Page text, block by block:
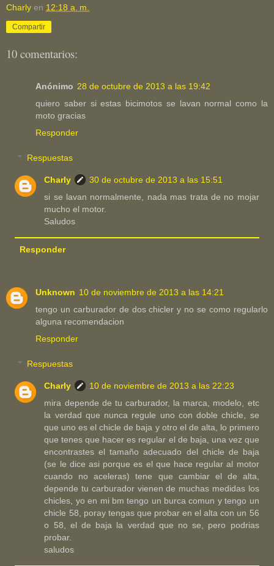
Charly en 12:18 a. m.
Compartir
10 comentarios:
Anónimo 28 de octubre de 2013 a las 19:42
quiero saber si estas bicimotos se lavan normal como la
moto gracias
Responder
Respuestas
Charly
30 de octubre de 2013 a las 15:51
si se lavan normalmente, nada mas trata de no mojar
mucho el motor.
Saludos
Responder
Unknown 10 de noviembre de 2013 a las 14:21
tengo un carburador de dos chicler y no se como regularlo
alguna recomendacion
Responder
Respuestas
Charly
10 de noviembre de 2013 a las 22:23
mira depende de tu carburador, la marca, modelo, etc
la verdad que nunca regule uno con doble chicle, se
que uno es el chicle de baja y otro el de alta, lo primero
que tenes que hacer es regular el de baja, una vez que
encontrastes el tamaño adecuado del chicle de baja
(se le dice asi porque es el que hace regular al motor
cuando no aceleras) tene que cambiar el de alta,
depende tu carburador vienen de muchas medidas los
chicles, yo en mi bm tengo un burca comun y tengo un
chicle 58, poray tengas que probar en el alta con un 56
o 58, el de baja la verdad que no se, pero podrias
probar.
saludos